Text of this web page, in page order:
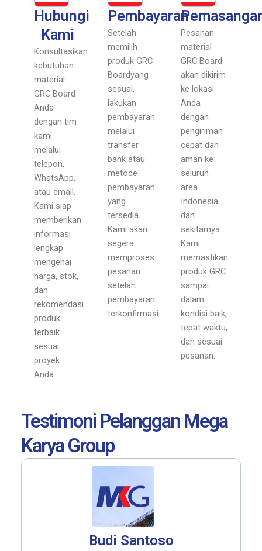
Hubungi
Kami
Konsultasikan
kebutuhan
material
GRC Board
Anda
dengan tim
kami
melalui
telepon,
WhatsApp,
atau email.
Kami siap
memberikan
informasi
lengkap
mengenai
harga, stok,
dan
rekomendasi
produk
terbaik
sesuai
proyek
Anda.
Pembayaran
Setelah
memilih
produk GRC
Boardyang
sesuai,
lakukan
pembayaran
melalui
transfer
bank atau
metode
pembayaran
yang
tersedia.
Kami akan
segera
memproses
pesanan
setelah
pembayaran
terkonfirmasi.
Pesanan
material
GRC Board
akan dikirim
ke lokasi
Anda
dengan
pengiriman
cepat dan
aman ke
seluruh
area
Indonesia
dan
sekitarnya.
Kami
memastikan
produk GRC
sampai
dalam
kondisi baik,
tepat waktu,
dan sesuai
pesanan.
Testimoni Pelanggan Mega
Karya Group
Budi Santoso